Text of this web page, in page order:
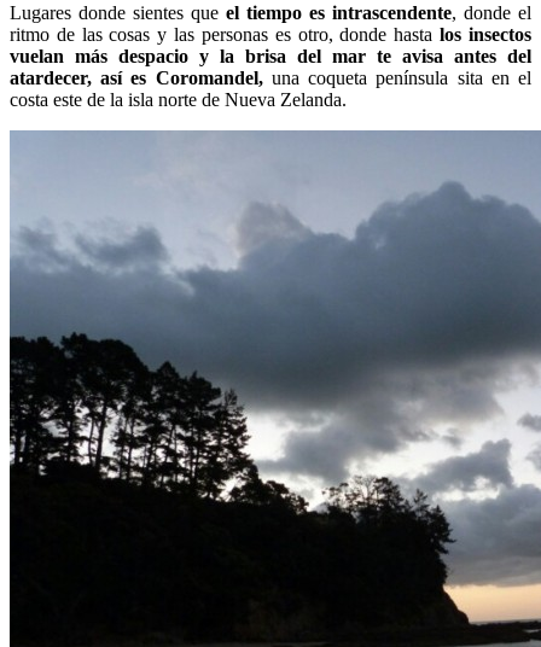
Lugares donde sientes que el tiempo es intrascendente, donde el
ritmo de las cosas y las personas es otro, donde hastalos insectos
vuelan más despacio y la brisa del mar te avisa antes del
atardecer, así es Coromandel,una coqueta península sita en el
costa este de la isla norte de Nueva Zelanda.